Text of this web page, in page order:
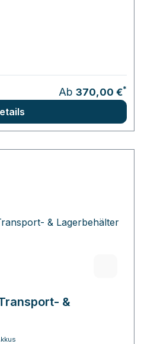
Ab 370,00 €*
&